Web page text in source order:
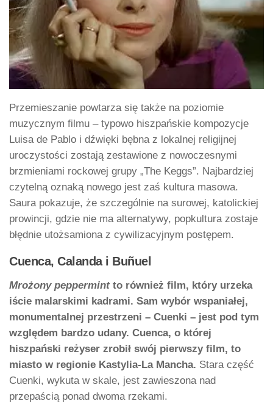
Przemieszanie powtarza się także na poziomie
muzycznym filmu – typowo hiszpańskie kompozycje
Luisa de Pablo i dźwięki bębna z lokalnej religijnej
uroczystości zostają zestawione z nowoczesnymi
brzmieniami rockowej grupy „The Keggs”. Najbardziej
czytelną oznaką nowego jest zaś kultura masowa.
Saura pokazuje, że szczególnie na surowej, katolickiej
prowincji, gdzie nie ma alternatywy, popkultura zostaje
błędnie utożsamiona z cywilizacyjnym postępem.
Cuenca, Calanda i Buñuel
Mrożony peppermintto również film, który urzeka
iście malarskimi kadrami. Sam wybór wspaniałej,
monumentalnej przestrzeni – Cuenki – jest pod tym
względem bardzo udany. Cuenca, o której
hiszpański reżyser zrobił swój pierwszy film, to
miasto w regionie Kastylia-La Mancha. Stara część
Cuenki, wykuta w skale, jest zawieszona nad
przepaścią ponad dwoma rzekami.